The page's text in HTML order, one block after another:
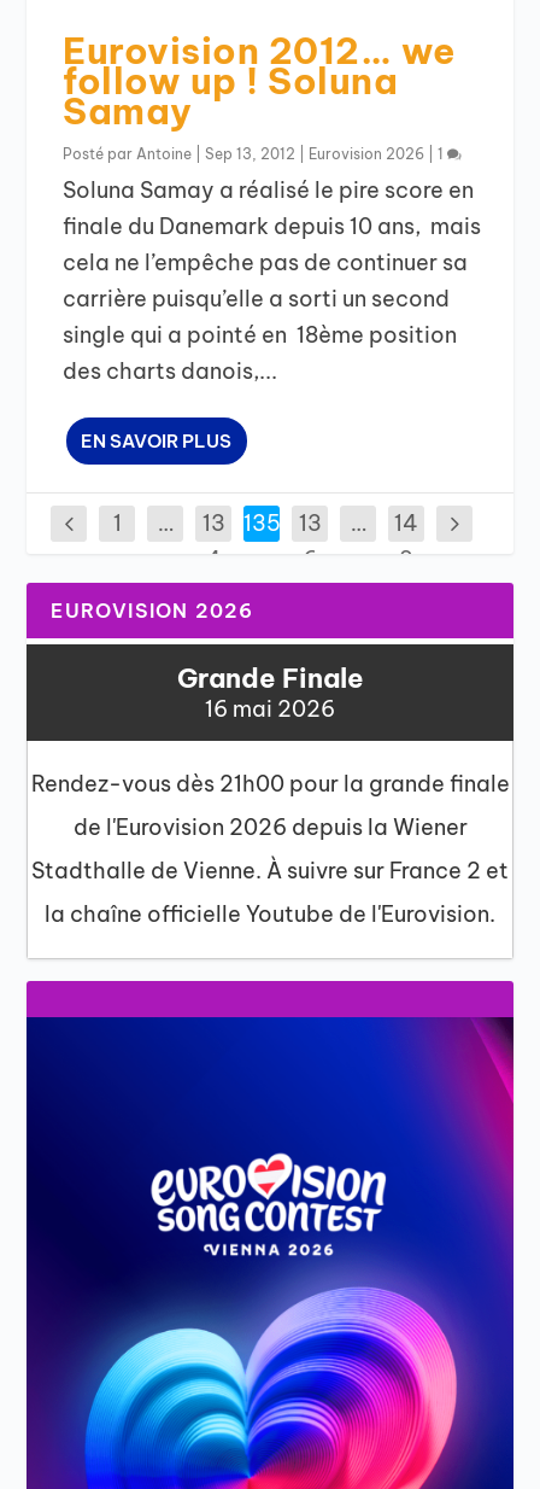
Eurovision 2012… we
follow up ! Soluna
Samay
Posté parAntoine |Sep 13, 2012 Eurovision 2026 |1
Soluna Samay a réalisé le pire score en
finale du Danemark depuis 10 ans, mais
cela ne l’empêche pas de continuer sa
carrière puisqu’elle a sorti un second
single qui a pointé en 18ème position
des charts danois,...
EN SAVOIR PLUS
1 …
13
4
135
13
6
…
14
2
EUROVISION 2026
Grande Finale
16 mai 2026
Rendez-vous dès 21h00 pour la grande finale
de l'Eurovision 2026 depuis la Wiener
Stadthalle de Vienne. À suivre sur France 2 et
la chaîne officielle Youtube de l'Eurovision.